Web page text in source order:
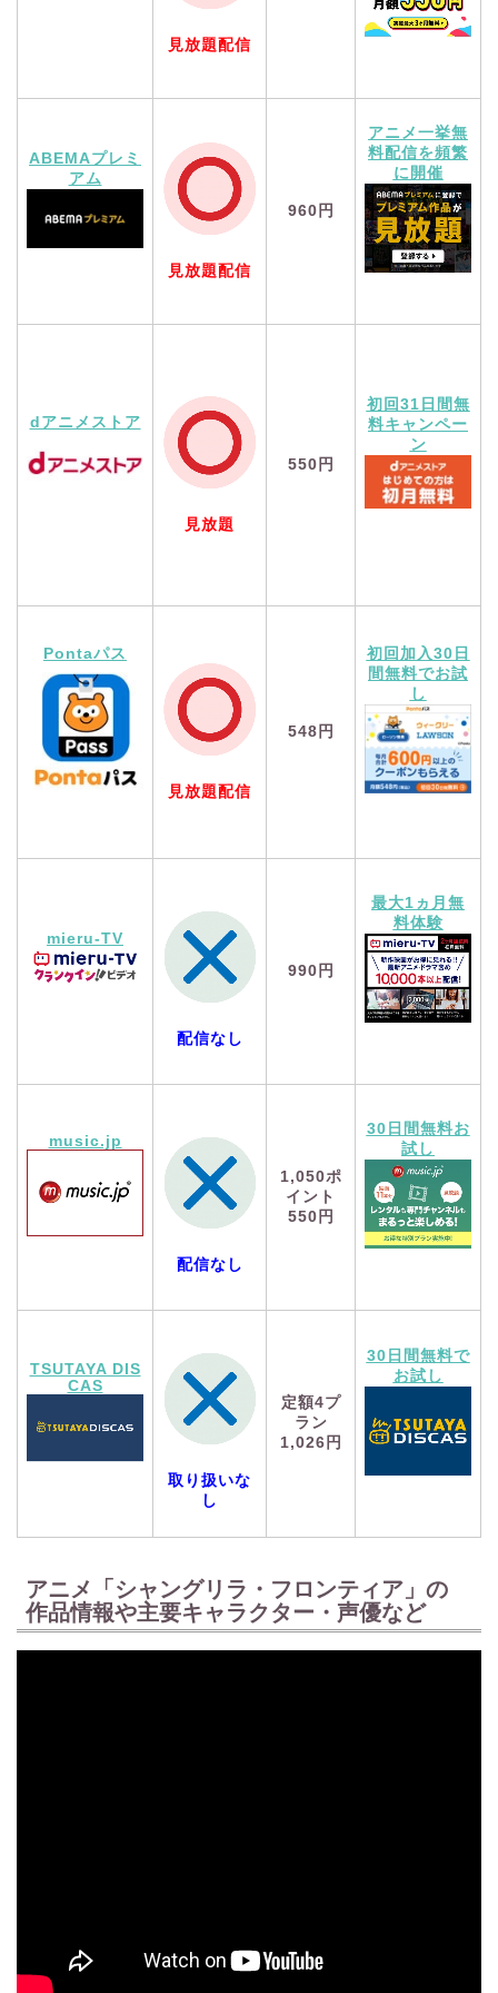
見放題配信
ABEMAプレミ
アム
見放題配信
960円
アニメ一挙無
料配信を頻繁
に開催
dアニメストア
見放題
550円
初回31日間無
料キャンペー
ン
Pontaパス
見放題配信
548円
初回加入30日
間無料でお試
し
mieru-TV
配信なし
990円
最大1ヵ月無
料体験
music.jp
配信なし
1,050ポ
イント
550円
30日間無料お
試し
TSUTAYA DIS
CAS
取り扱いな
し
定額4プ
ラン
1,026円
30日間無料で
お試し
アニメ「シャングリラ・フロンティア」の
作品情報や主要キャラクター・声優など